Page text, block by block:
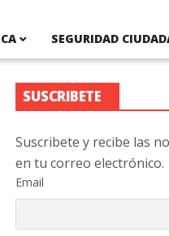
SEGURIDAD
SUSCRIBETE
Suscribete y recibe las
en tu correo electrónico.
Email